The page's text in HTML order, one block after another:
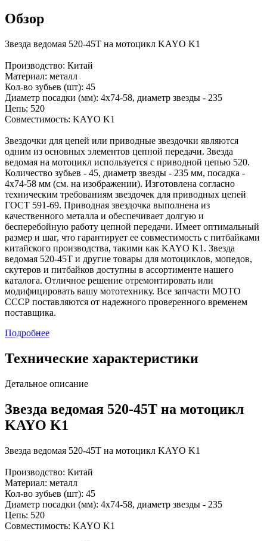
Обзор
Звезда ведомая 520-45T на мотоцикл KAYO K1
Производство: Китай
Материал: металл
Кол-во зубьев (шт): 45
Диаметр посадки (мм): 4x74-58, диаметр звезды - 235
Цепь: 520
Совместимость: KAYO K1
Звездочки для цепей или приводные звездочки являются
одним из основных элементов цепной передачи. Звезда
ведомая на мотоцикл используется с приводной цепью 520.
Количество зубьев - 45, диаметр звезды - 235 мм, посадка -
4х74-58 мм (см. на изображении). Изготовлена согласно
техническим требованиям звездочек для приводных цепей
ГОСТ 591-69. Приводная звездочка выполнена из
качественного металла и обеспечивает долгую и
бесперебойную работу цепной передачи. Имеет оптимальный
размер и шаг, что гарантирует ее совместимость с питбайками
китайского производства, такими как KAYO K1. Звезда
ведомая 520-45Т и другие товары для мотоциклов, мопедов,
скутеров и питбайков доступны в ассортименте нашего
каталога. Отличное решение отремонтировать или
модифицировать вашу мототехнику. Все запчасти МОТО
СССР поставляются от надежного проверенного временем
поставщика.
Подробнее
Технические характеристики
Детальное описание
Звезда ведомая 520-45T на мотоцикл
KAYO K1
Звезда ведомая 520-45T на мотоцикл KAYO K1
Производство: Китай
Материал: металл
Кол-во зубьев (шт): 45
Диаметр посадки (мм): 4x74-58, диаметр звезды - 235
Цепь: 520
Совместимость: KAYO K1